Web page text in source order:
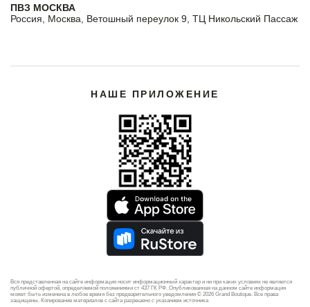
ПВЗ МОСКВА
Россия, Москва, Ветошный переулок 9, ТЦ Никольский Пассаж
НАШЕ ПРИЛОЖЕНИЕ
Вся представленная на сайте информация носит информационный характер и ни при каких условиях не является
публичной офертой, определяемой положениями ст 437 ГК РФ. Опубликованная на данном сайте информация
может быть изменена в любое время без предварительного уведомления © 2026 Grand Boutique. Все права
защищены. Копирование материалов с сайта разрешено с указанием источника